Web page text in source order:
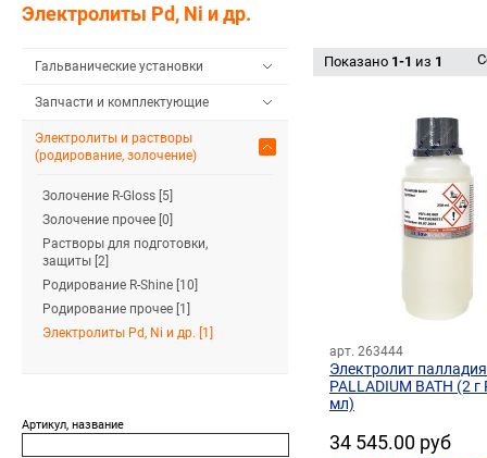
Электролиты Pd, Ni и др.
Гальванические установки
Запчасти и комплектующие
Электролиты и растворы
(родирование, золочение)
Золочение R-Gloss [5]
Золочение прочее [0]
Растворы для подготовки,
защиты [2]
Родирование R-Shine [10]
Родирование прочее [1]
Электролиты Pd, Ni и др. [1]
Артикул, название
Показано 1-1 из 1
арт. 263444
Электролит палладия
PALLADIUM BATH (2
мл)
34 545.00 руб